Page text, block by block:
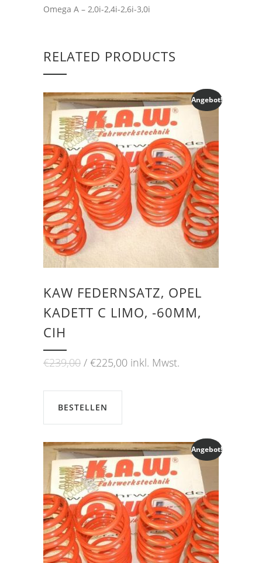
Omega A – 2,0i-2,4i-2,6i-3,0i
RELATED PRODUCTS
Angebot!
KAW FEDERNSATZ, OPEL
KADETT C LIMO, -60MM,
CIH
€239,00Ursprünglicher
€239,00
€225,00Aktueller
inkl. Mwst.
BESTELLEN
Angebot!